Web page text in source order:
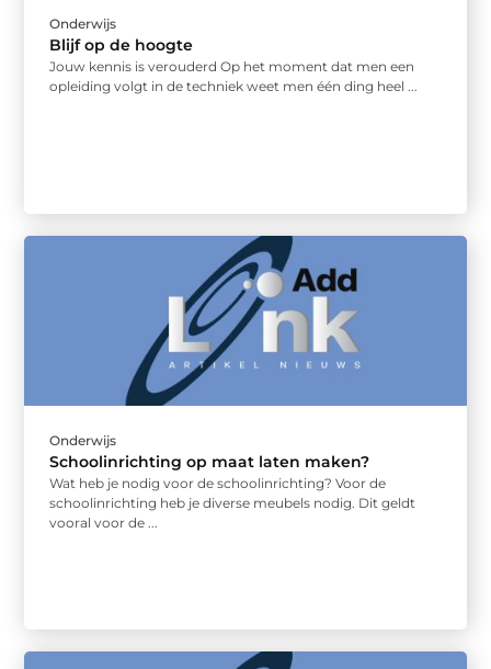
Onderwijs
Blijf op de hoogte
Jouw kennis is verouderd Op het moment dat men een
opleiding volgt in de techniek weet men één ding heel ...
Onderwijs
Schoolinrichting op maat laten maken?
Wat heb je nodig voor de schoolinrichting? Voor de
schoolinrichting heb je diverse meubels nodig. Dit geldt
vooral voor de ...